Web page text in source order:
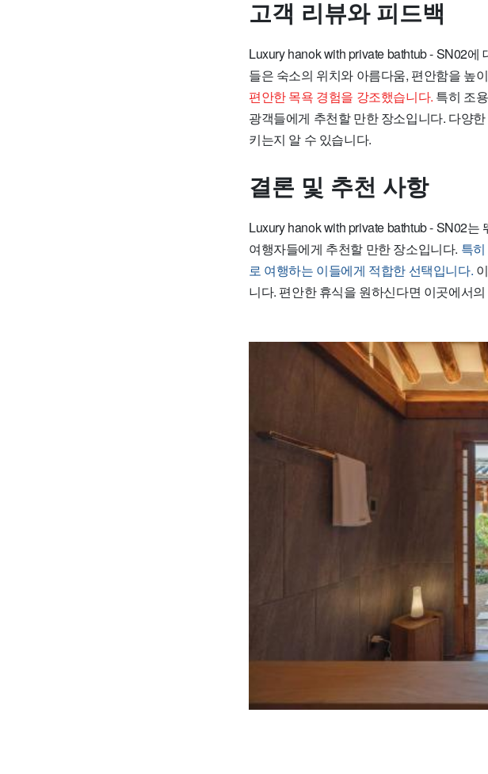
고객 리뷰와 피드백
Luxury hanok with private bathtub - SN02
들은 숙소의 위치와 아름다움, 편안함을 높
편안한 목욕 경험을 강조했습니다. 특히 조
광객들에게 추천할 만한 장소입니다. 다양
키는지 알 수 있습니다.
결론 및 추천 사항
Luxury hanok with private bathtub - SN02
여행자들에게 추천할 만한 장소입니다. 특
로 여행하는 이들에게 적합한 선택입니다.
니다. 편안한 휴식을 원하신다면 이곳에서